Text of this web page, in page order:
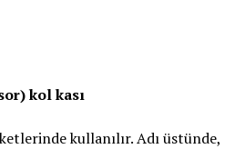
kol kası
kullanılır. Adı üstünde,